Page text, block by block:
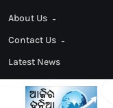
About Us
Contact Us
Latest News